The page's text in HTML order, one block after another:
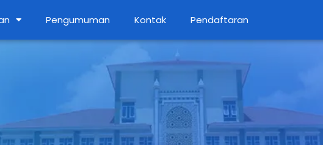
Pengumuman Kontak Pendaftaran